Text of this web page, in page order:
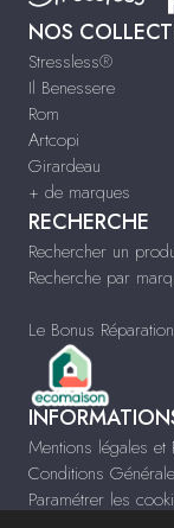
NOS
Stressless®
Il Benessere
Rom
Artcopi
Girardeau
+ de marques
RECHERCHE
Rechercher un
Recherche par
Le Bonus Réparation
Mentions légales et
Conditions
Paramétrer les